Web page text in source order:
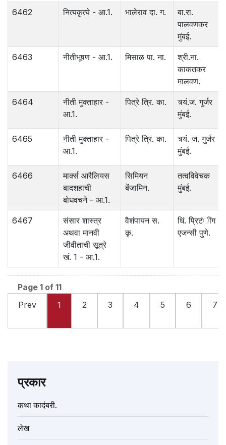
प्रकार
कथा कादंबरी.
लेख
6462 नित्यकृत्ये - आ.1. भालेराव दा. ग.
बा.रा.
पालवणकर
मुंबई.
6463 नीतीभूषण - आ.1. मिसाळ पा. ना.
श्री.ना.
काकतकर
मालवण.
6464
नीती मुक्ताहार -
आ.1.
पित्रे त्रि. का.
त्र्यं.ज. गुर्जर
मुंबई.
6465
नीती मुक्ताहार -
आ.1.
पित्रे त्रि. का.
त्र्यं. ज. गुर्जर
मुंबई.
6466
मार्क्स आरैलियस
बादशहाची
बोधवचने - आ.1.
सिमियन
बेंजामिन.
तत्वविवेचक
मुंबई.
6467
संसार शास्त्र
अथवा मानवी
जीवीताची सूत्रे
खं. 1 - आ.1.
वैशंपायन स.
कृ.
धिं. प्रिटंींग
एजन्सी पुणे.
Page 1 of 11
Prev
1 2 3 4 5 6 7